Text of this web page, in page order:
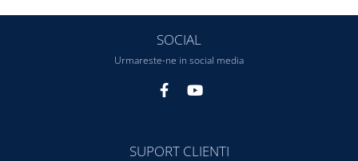
SOCIAL
Urmareste-ne in social media
SUPORT CLIENTI